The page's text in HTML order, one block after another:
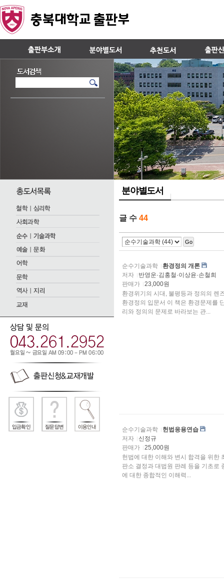
분야별도서
글 수 44
Go
순수기술과학
환경정의 개론
저자
반영운·김홍철·이상윤·손철희
판매가
23,000원
환경위기의 시대, 불평등과 정의의 렌
환경정의 입문서 이 책은 환경문제를
리와 정의의 문제로 바라보는 관...
순수기술과학
헌법응용연습
저자
신정규
판매가
25,000원
헌법에 대한 이해와 변시 합격을 위한
판소 결정과 대법원 판례 등을 기초로
에 대한 종합적인 이해력...